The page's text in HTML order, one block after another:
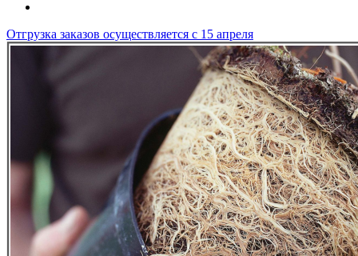
Отгрузка заказов осуществляется с 15 апреля